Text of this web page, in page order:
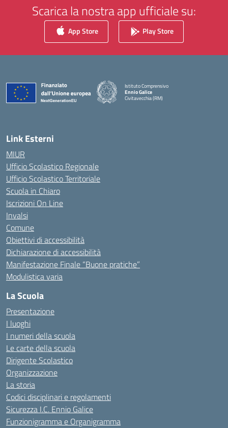
Scarica la nostra app ufficiale su:
App Store Play Store
Istituto Comprensivo
Ennio Galice
Civitavecchia (RM)
Link Esterni
MIUR
Ufficio Scolastico Regionale
Ufficio Scolastico Territoriale
Scuola in Chiaro
Iscrizioni On Line
Invalsi
Comune
Obiettivi di accessibilità
Dichiarazione di accessibilità
Manifestazione Finale “Buone pratiche”
Modulistica varia
La Scuola
Presentazione
I luoghi
I numeri della scuola
Le carte della scuola
Dirigente Scolastico
Organizzazione
La storia
Codici disciplinari e regolamenti
Sicurezza I.C. Ennio Galice
Funzionigramma e Organigramma